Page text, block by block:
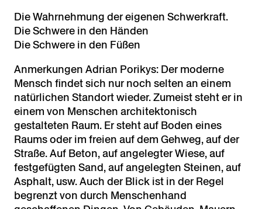
Die Wahrnehmung der eigenen Schwerkraft.
Die Schwere in den Händen
Die Schwere in den Füßen
Anmerkungen Adrian Porikys: Der moderne
Mensch findet sich nur noch selten an einem
natürlichen Standort wieder. Zumeist steht er in
einem von Menschen architektonisch
gestalteten Raum. Er steht auf Boden eines
Raums oder im freien auf dem Gehweg, auf der
Straße. Auf Beton, auf angelegter Wiese, auf
festgefügten Sand, auf angelegten Steinen, auf
Asphalt, usw. Auch der Blick ist in der Regel
begrenzt von durch Menschenhand